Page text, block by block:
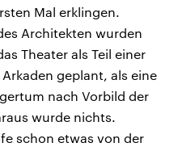
Mal erklingen.
Architekten wurden
Theater als Teil einer
geplant, als eine
nach Vorbild der
wurde nichts.
schon etwas von der